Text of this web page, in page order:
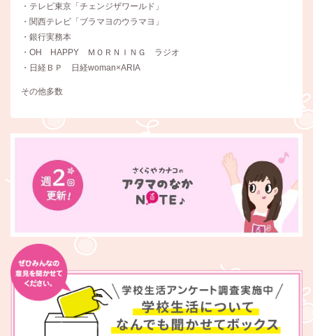
・テレビ東京「チェンジザワールド」
・関西テレビ「ブラマヨのウラマヨ」
・銀行実務本
・OH HAPPY ＭＯＲＮＩＮＧ ラジオ
・日経ＢＰ 日経woman×ARIA
その他多数